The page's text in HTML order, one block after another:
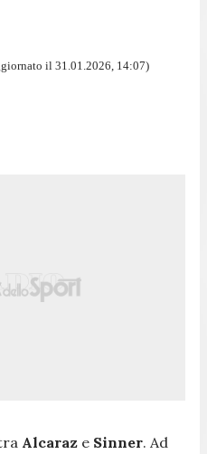
il 31.01.2026, 14:07)
Alcaraz e Sinner. Ad